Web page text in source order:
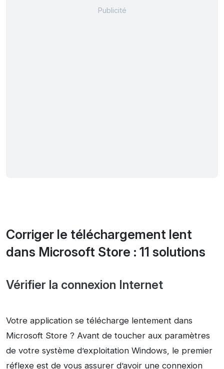
Corriger le téléchargement lent
dans Microsoft Store : 11 solutions
Vérifier la connexion Internet
Votre application se télécharge lentement dans
Microsoft Store ? Avant de toucher aux paramètres
de votre système d’exploitation Windows, le premier
réflexe est de vous assurer d’avoir une connexion